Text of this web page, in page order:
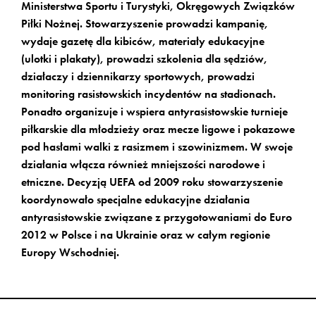
Czym jest mowa nienawiści?
definicja
słownik pojęć
Prawo
polskie
europejskie
Ministerstwa Sportu i Turystyki, Okręgowych Związków
Piłki Nożnej. Stowarzyszenie prowadzi kampanię,
wydaje gazetę dla kibiców, materiały edukacyjne
(ulotki i plakaty), prowadzi szkolenia dla sędziów,
działaczy i dziennikarzy sportowych, prowadzi
monitoring rasistowskich incydentów na stadionach.
Ponadto organizuje i wspiera antyrasistowskie turnieje
piłkarskie dla młodzieży oraz mecze ligowe i pokazowe
pod hasłami walki z rasizmem i szowinizmem. W swoje
działania włącza również mniejszości narodowe i
etniczne. Decyzją UEFA od 2009 roku stowarzyszenie
koordynowało specjalne edukacyjne działania
antyrasistowskie związane z przygotowaniami do Euro
2012 w Polsce i na Ukrainie oraz w całym regionie
Europy Wschodniej.